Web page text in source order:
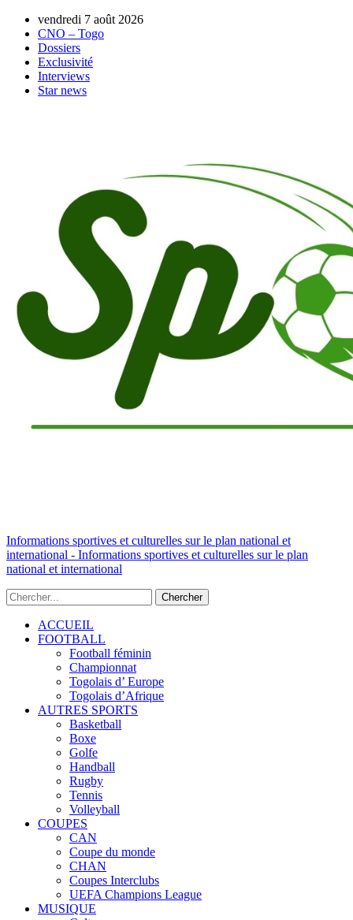
vendredi 7 août 2026
CNO – Togo
Dossiers
Exclusivité
Interviews
Star news
Informations sportives et culturelles sur le plan national et
international - Informations sportives et culturelles sur le plan
national et international
ACCUEIL
FOOTBALL
Football féminin
Championnat
Togolais d’ Europe
Togolais d’Afrique
AUTRES SPORTS
Basketball
Boxe
Golfe
Handball
Rugby
Tennis
Volleyball
COUPES
CAN
Coupe du monde
CHAN
Coupes Interclubs
UEFA Champions League
MUSIQUE